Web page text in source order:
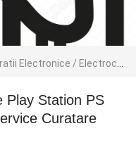
Electronice / Electrocasnice / PC
Curatare